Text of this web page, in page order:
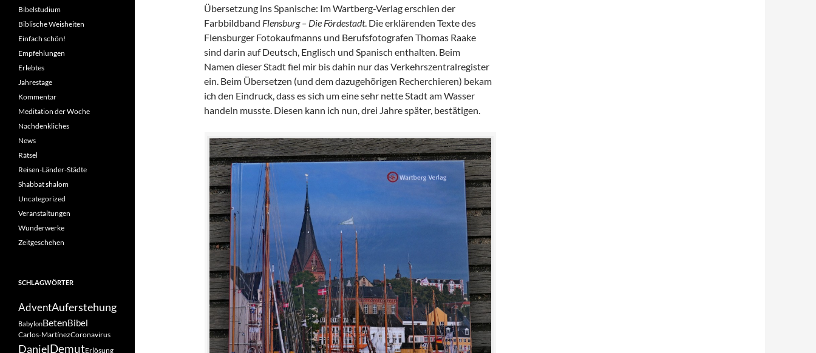
Übersetzung ins Spanische: Im Wartberg-Verlag erschien der
Farbbildband Flensburg – Die Fördestadt. Die erklärenden Texte des
Flensburger Fotokaufmanns und Berufsfotografen Thomas Raake
sind darin auf Deutsch, Englisch und Spanisch enthalten. Beim
Namen dieser Stadt fiel mir bis dahin nur das Verkehrszentralregister
ein. Beim Übersetzen (und dem dazugehörigen Recherchieren) bekam
ich den Eindruck, dass es sich um eine sehr nette Stadt am Wasser
handeln musste. Diesen kann ich nun, drei Jahre später, bestätigen.
Bibelstudium
Biblische Weisheiten
Einfach schön!
Empfehlungen
Erlebtes
Jahrestage
Kommentar
Meditation der Woche
Nachdenkliches
News
Rätsel
Reisen-Länder-Städte
Shabbat shalom
Uncategorized
Veranstaltungen
Wunderwerke
Zeitgeschehen
SCHLAGWÖRTER
AdventAuferstehung
BabylonBetenBibel
Carlos-MartínezCoronavirus
DanielDemutErlösung